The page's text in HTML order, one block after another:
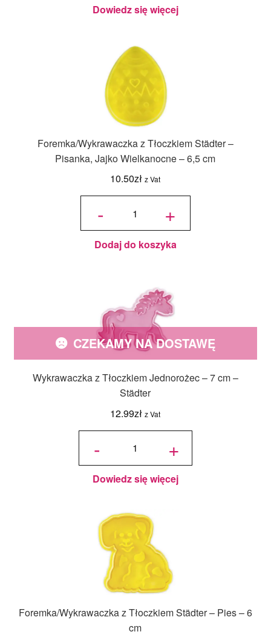
Dowiedz się więcej
Foremka/Wykrawaczka z Tłoczkiem Städter –
Pisanka, Jajko Wielkanocne – 6,5 cm
10.50zł z Vat
-
ilość
z Tłoczkiem Städter -
Pisanka, Jajko
Wielkanocne - 6,5 cm
+
Dodaj do koszyka
Wykrawaczka z Tłoczkiem Jednorożec – 7 cm –
Städter
12.99zł z Vat
CZEKAMY NA DOSTAWĘ
-
ilość
z Tłoczkiem
Jednorożec -
7 cm - Städter +
Dowiedz się więcej
Foremka/Wykrawaczka z Tłoczkiem Städter – Pies – 6
cm